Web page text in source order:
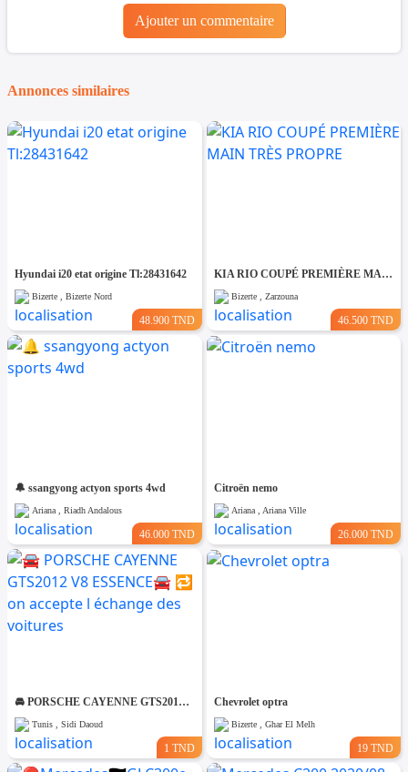
Ajouter un commentaire
Annonces similaires
Hyundai i20 etat origine Tl:28431642
Bizerte , Bizerte Nord
48.900 TND
KIA RIO COUPÉ PREMIÈRE MAIN TRÈS PROPRE
Bizerte , Zarzouna
46.500 TND
🔔 ssangyong actyon sports 4wd
Ariana , Riadh Andalous
46.000 TND
Citroën nemo
Ariana , Ariana Ville
26.000 TND
🚘 PORSCHE CAYENNE GTS2012 V8 ESSENCE🚘 🔁 on accepte l échange des voitures
Tunis , Sidi Daoud
1 TND
Chevrolet optra
Bizerte , Ghar El Melh
19 TND